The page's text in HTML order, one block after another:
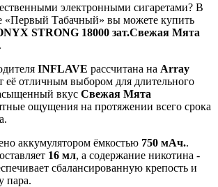
электронными сигаретами? В
«Первый Табачный» вы можете купить
STRONG 18000 зат.Свежая Мята
INFLAVE рассчитана на Array
её отличным выбором для длительного
вкус Свежая Мята
ощущения на протяжении всего срока
аккумулятором ёмкостью 750 мАч..
16 мл, а содержание никотина -
сбалансированную крепость и
пара.